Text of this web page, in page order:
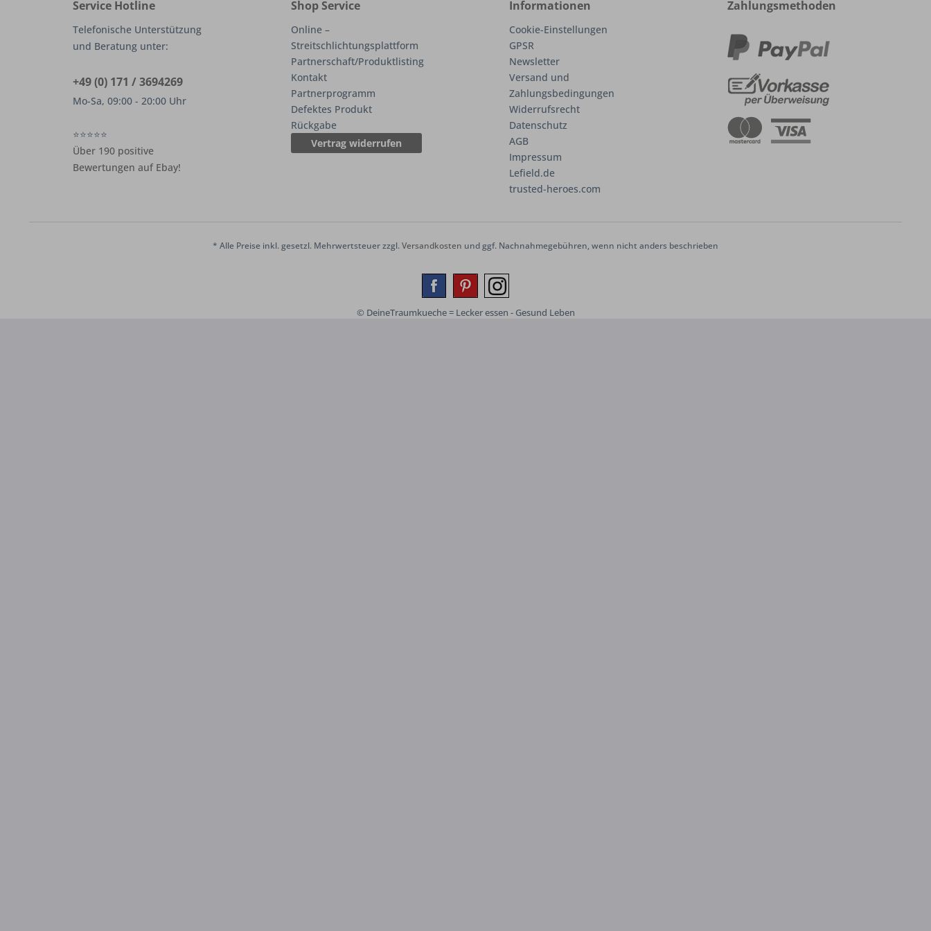
Service Hotline
Telefonische Unterstützung
und Beratung unter:
+49 (0) 171 / 3694269
Mo-Sa, 09:00 - 20:00 Uhr
⭐⭐⭐⭐⭐
Über 190 positive
Bewertungen auf Ebay!
Shop Service
Online –
Streitschlichtungsplattform
Partnerschaft/Produktlisting
Kontakt
Partnerprogramm
Defektes Produkt
Rückgabe
Vertrag widerrufen
Informationen
Cookie-Einstellungen
GPSR
Newsletter
Versand und
Zahlungsbedingungen
Widerrufsrecht
Datenschutz
AGB
Impressum
Lefield.de
trusted-heroes.com
Zahlungsmethoden
* Alle Preise inkl. gesetzl. Mehrwertsteuer zzgl.Versandkosten und ggf. Nachnahmegebühren, wenn nicht anders beschrieben
© DeineTraumkueche = Lecker essen - Gesund Leben